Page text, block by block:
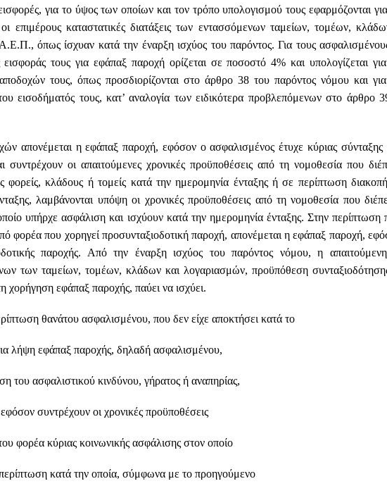
για το ύψος των οποίων και τον τρόπο υπολογισμού τους εφαρμόζονται
επιμέρους καταστατικές διατάξεις των εντασσόμενων ταμείων, τομέων,
όπως ίσχυαν κατά την έναρξη ισχύος του παρόντος. Για τους
τους για εφάπαξ παροχή ορίζεται σε ποσοστό 4% και υπολογίζεται
τους, όπως προσδιορίζονται στο άρθρο 38 του παρόντος νόμου και
εισοδήματός τους, κατ’ αναλογία των ειδικότερα προβλεπόμενων στο άρθρο
απονέμεται η εφάπαξ παροχή, εφόσον ο ασφαλισμένος έτυχε κύριας
συντρέχουν οι απαιτούμενες χρονικές προϋποθέσεις από τη νομοθεσία που
φορείς, κλάδους ή τομείς κατά την ημερομηνία ένταξης ή σε περίπτωση
λαμβάνονται υπόψη οι χρονικές προϋποθέσεις από τη νομοθεσία που
υπήρχε ασφάλιση και ισχύουν κατά την ημερομηνία ένταξης.Στην περίπτωση
φορέα που χορηγεί προσυνταξιοδοτική παροχή, απονέμεται η εφάπαξ παροχή,
παροχής.
Από την έναρξη ισχύος του παρόντος νόμου, η
των ταμείων, τομέων, κλάδων και λογαριασμών, προϋπόθεση
χορήγηση εφάπαξ παροχής, παύει να ισχύει.
θανάτου ασφαλισμένου, που δεν είχε αποκτήσει κατά το
λήψη εφάπαξ παροχής, δηλαδή ασφαλισμένου,
του ασφαλιστικού κινδύνου, γήρατος ή αναπηρίας,
συντρέχουν οι χρονικές προϋποθέσεις
φορέα κύριας κοινωνικής ασφάλισης στον οποίο
κατά την οποία, σύμφωνα με το προηγούμενο